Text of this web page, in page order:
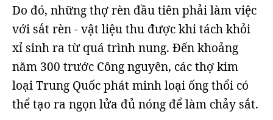
Do đó, những thợ rèn đầu tiên phải làm việc
với sắt rèn - vật liệu thu được khi tách khỏi
xỉ sinh ra từ quá trình nung. Đến khoảng
năm 300 trước Công nguyên, các thợ kim
loại Trung Quốc phát minh loại ống thổi có
thể tạo ra ngọn lửa đủ nóng để làm chảy sắt.